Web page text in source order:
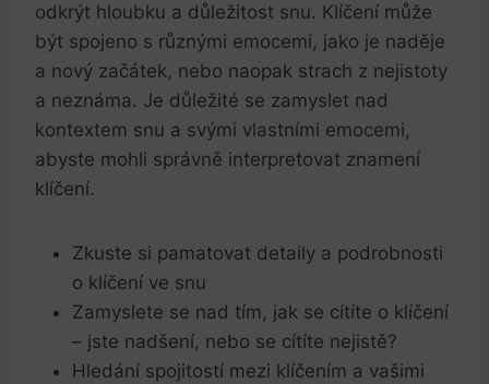
odkrýt hloubku a důležitost snu. Klíčení může
být spojeno s různými emocemi, jako je naděje
a nový začátek, nebo naopak strach z nejistoty
a neznáma. Je důležité se zamyslet nad
kontextem snu a svými vlastními emocemi,
abyste mohli správně interpretovat znamení
klíčení.
Zkuste si pamatovat detaily a podrobnosti
o klíčení ve snu
Zamyslete se nad tím, jak se cítíte o klíčení
– jste nadšení, nebo se cítíte nejistě?
Hledání spojitostí mezi klíčením a vašimi